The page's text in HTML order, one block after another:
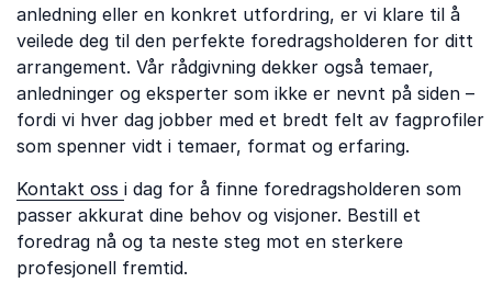
anledning eller en konkret utfordring, er vi klare til å
veilede deg til den perfekte foredragsholderen for ditt
arrangement. Vår rådgivning dekker også temaer,
anledninger og eksperter som ikke er nevnt på siden –
fordi vi hver dag jobber med et bredt felt av fagprofiler
som spenner vidt i temaer, format og erfaring.
Kontakt oss i dag for å finne foredragsholderen som
passer akkurat dine behov og visjoner. Bestill et
foredrag nå og ta neste steg mot en sterkere
profesjonell fremtid.